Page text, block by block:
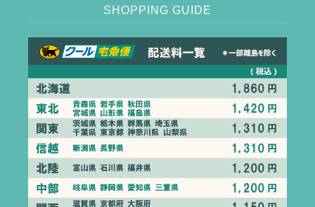
SHOPPING GUIDE